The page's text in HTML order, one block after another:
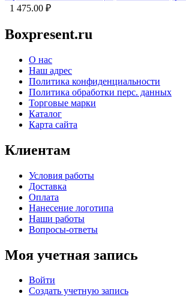
1 475.00 ₽
Boxpresent.ru
О нас
Наш адрес
Политика конфиденциальности
Политика обработки перс. данных
Торговые марки
Каталог
Карта сайта
Клиентам
Условия работы
Доставка
Оплата
Нанесение логотипа
Наши работы
Вопросы-ответы
Моя учетная запись
Войти
Создать учетную запись